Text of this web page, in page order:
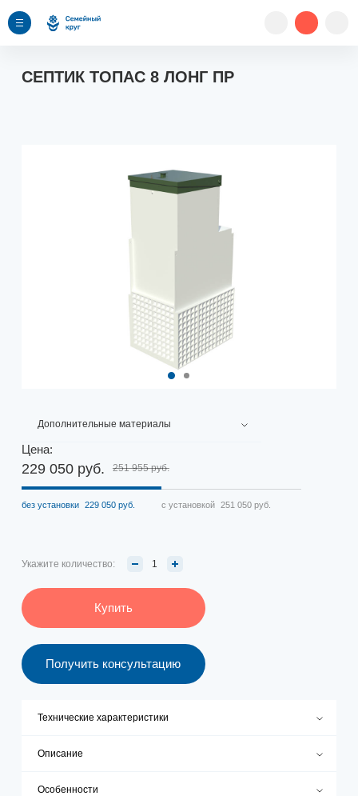
СЕПТИК ТОПАС 8 ЛОНГ ПР
Цена:
229 050 руб. 251 955 руб.
без установки 229 050 руб. с установкой 251 050 руб.
Укажите количество:
Купить
Получить консультацию
Технические характеристики
Описание
Особенности
Дополнительные материалы